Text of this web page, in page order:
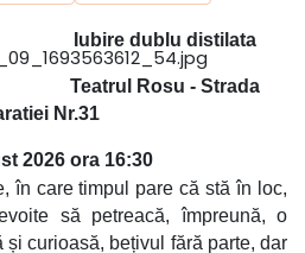
Iubire dublu distilata
Teatrul Rosu - Strada
Nr.31
2026 ora 16:30
în care timpul pare că stă în loc,
să petreacă, împreună, o
curioasă, bețivul fără parte, dar